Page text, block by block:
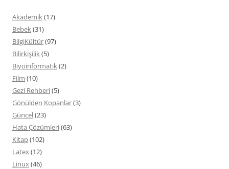
Akademik(17)
Bebek(31)
BilgiKültür(97)
Bilirkişilik(5)
Biyoinformatik(2)
Film (10)
Gezi Rehberi(5)
Gönülden Kopanlar(3)
Güncel(23)
Hata Çözümleri(63)
Kitap(102)
Latex(12)
Linux(46)